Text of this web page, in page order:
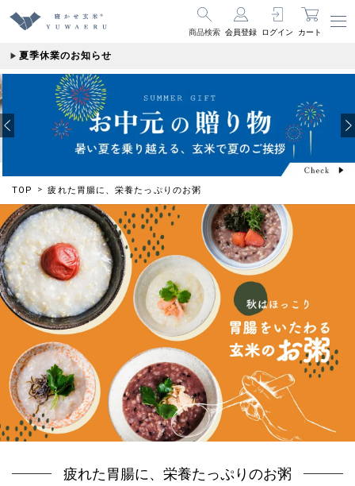
商品検索 会員登録 ログイン カート
夏季休業のお知らせ
TOP 疲れた胃腸に、栄養たっぷりのお粥
疲れた胃腸に、栄養たっぷりのお粥